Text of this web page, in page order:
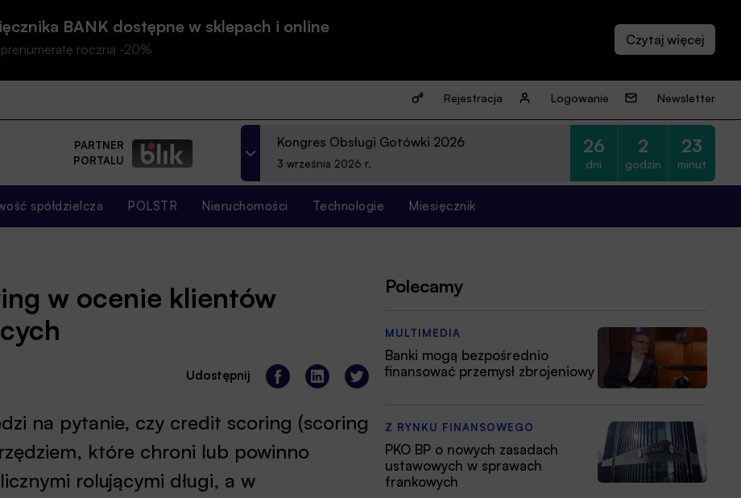
BANK dostępne w sklepach i online
prenumeratę roczną -20%
Rejestracja Logowanie Newsletter
PARTNER
PORTALU
Kongres Obsługi Gotówki 2026
3 września 2026 r.
26
dni
2
godzin
23
minut
spółdzielcza POLSTR Nieruchomości Technologie Miesięcznik
w ocenie klientów
Udostępnij
na pytanie, czy credit scoring (scoring
które chroni lub powinno
rolującymi długi, a w
Polecamy
MULTIMEDIA
Banki mogą bezpośrednio
finansować przemysł zbrojeniowy
Z RYNKU FINANSOWEGO
PKO BP o nowych zasadach
ustawowych w sprawach
frankowych